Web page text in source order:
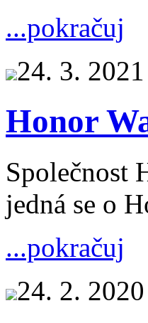
...pokračuj
24. 3.
Honor
Společnost
jedná se o
...pokračuj
24. 2.